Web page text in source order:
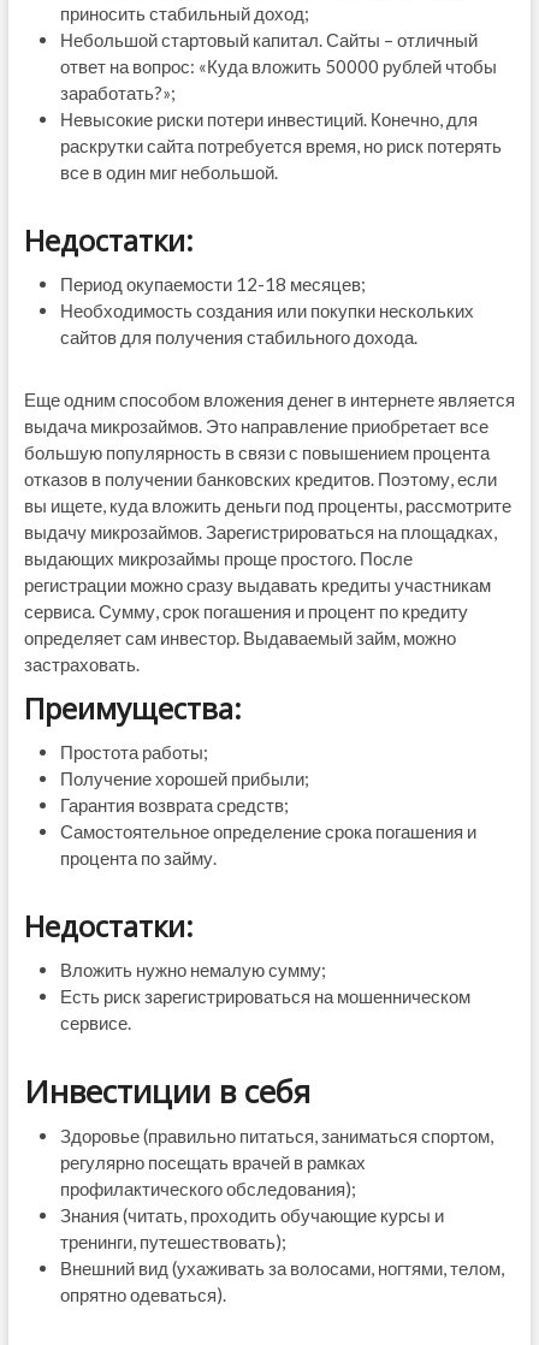
приносить стабильный доход;
Небольшой стартовый капитал. Сайты – отличный
ответ на вопрос: «Куда вложить 50000 рублей чтобы
заработать?»;
Невысокие риски потери инвестиций. Конечно, для
раскрутки сайта потребуется время, но риск потерять
все в один миг небольшой.
Недостатки:
Период окупаемости 12-18 месяцев;
Необходимость создания или покупки нескольких
сайтов для получения стабильного дохода.
Еще одним способом вложения денег в интернете является
выдача микрозаймов. Это направление приобретает все
большую популярность в связи с повышением процента
отказов в получении банковских кредитов. Поэтому, если
вы ищете, куда вложить деньги под проценты, рассмотрите
выдачу микрозаймов. Зарегистрироваться на площадках,
выдающих микрозаймы проще простого. После
регистрации можно сразу выдавать кредиты участникам
сервиса. Сумму, срок погашения и процент по кредиту
определяет сам инвестор. Выдаваемый займ, можно
застраховать.
Преимущества:
Простота работы;
Получение хорошей прибыли;
Гарантия возврата средств;
Самостоятельное определение срока погашения и
процента по займу.
Недостатки:
Вложить нужно немалую сумму;
Есть риск зарегистрироваться на мошенническом
сервисе.
Инвестиции в себя
Здоровье (правильно питаться, заниматься спортом,
регулярно посещать врачей в рамках
профилактического обследования);
Знания (читать, проходить обучающие курсы и
тренинги, путешествовать);
Внешний вид (ухаживать за волосами, ногтями, телом,
опрятно одеваться).